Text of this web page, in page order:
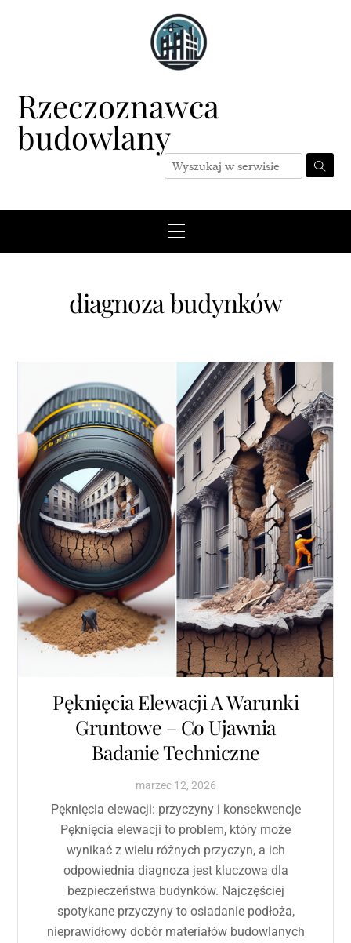
Rzeczoznawca
budowlany
Menu
diagnoza budynków
Pęknięcia Elewacji A Warunki
Gruntowe – Co Ujawnia
Badanie Techniczne
marzec 12, 2026
Pęknięcia elewacji: przyczyny i konsekwencje
Pęknięcia elewacji to problem, który może
wynikać z wielu różnych przyczyn, a ich
odpowiednia diagnoza jest kluczowa dla
bezpieczeństwa budynków. Najczęściej
spotykane przyczyny to osiadanie podłoża,
nieprawidłowy dobór materiałów budowlanych